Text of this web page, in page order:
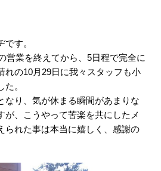
す。
営業を終えてから、5日程で完全に
れの10月29日に我々スタッフも小
。
なり、気が休まる瞬間があまりな
が、こうやって苦楽を共にしたメ
られた事は本当に嬉しく、感謝の